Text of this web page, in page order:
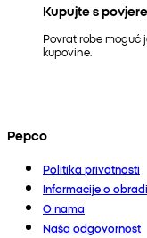
Kupujte s
Povrat robe moguć
kupovine.
Pepco
Politika privatnosti
Informacije o
O nama
Naša odgovornost